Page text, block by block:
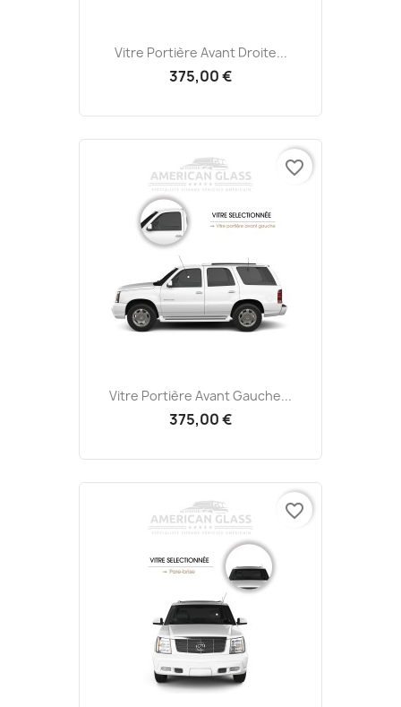
Vitre Portière Avant Droite...
375,00 €
Vitre Portière Avant Gauche...
375,00 €
favorite_border
favorite_border